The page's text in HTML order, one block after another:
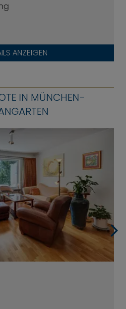
ANZEIGEN
IN MÜNCHEN-